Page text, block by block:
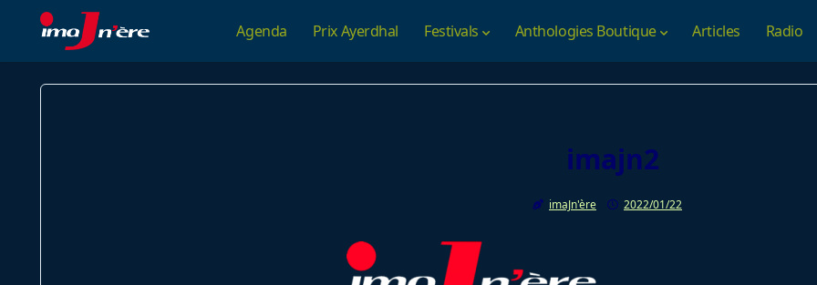
Agenda Prix Ayerdhal Festivals Anthologies Boutique Articles Radio
imajn2
imaJn'ère 2022/01/22